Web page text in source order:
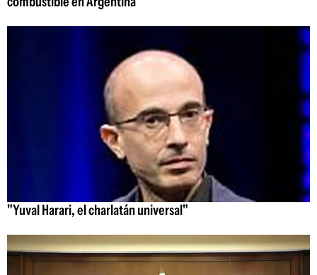
"Yuval Harari, el charlatán universal"